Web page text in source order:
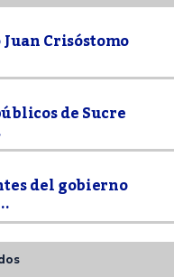
Crisóstomo
de Sucre
del gobierno